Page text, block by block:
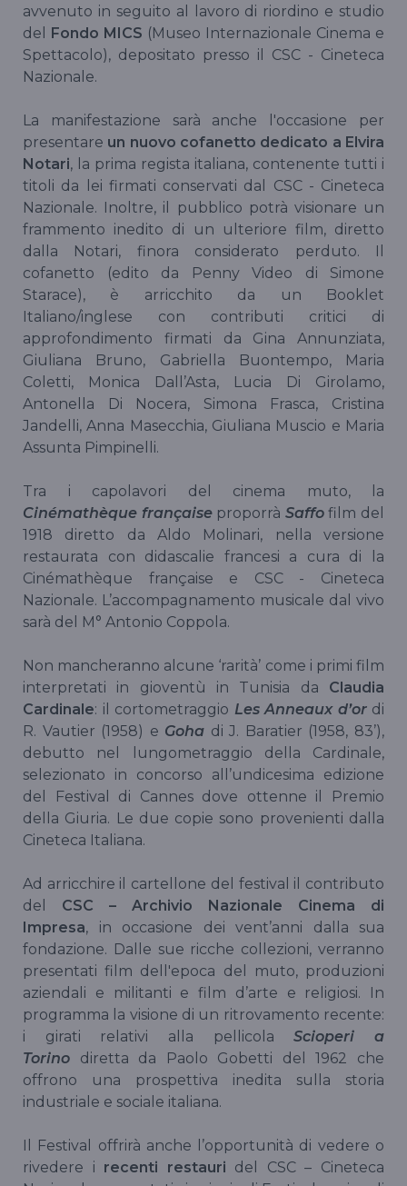
avvenuto in seguito al lavoro di riordino e studio
del Fondo MICS (Museo Internazionale Cinema e
Spettacolo), depositato presso il CSC - Cineteca
Nazionale.
La manifestazione sarà anche l'occasione per
presentare un nuovo cofanetto dedicato a Elvira
Notari, la prima regista italiana, contenente tutti i
titoli da lei firmati conservati dal CSC - Cineteca
Nazionale. Inoltre, il pubblico potrà visionare un
frammento inedito di un ulteriore film, diretto
dalla Notari, finora considerato perduto. Il
cofanetto (edito da Penny Video di Simone
Starace), è arricchito da un Booklet
Italiano/inglese con contributi critici di
approfondimento firmati da Gina Annunziata,
Giuliana Bruno, Gabriella Buontempo, Maria
Coletti, Monica Dall’Asta, Lucia Di Girolamo,
Antonella Di Nocera, Simona Frasca, Cristina
Jandelli, Anna Masecchia, Giuliana Muscio e Maria
Assunta Pimpinelli.
Tra i capolavori del cinema muto, la
Cinémathèque françaiseproporrà Saffofilm del
1918 diretto da Aldo Molinari, nella versione
restaurata con didascalie francesi a cura di la
Cinémathèque française e CSC - Cineteca
Nazionale. L’accompagnamento musicale dal vivo
sarà del M° Antonio Coppola.
Non mancheranno alcune ‘rarità’ come i primi film
interpretati in gioventù in Tunisia da Claudia
Cardinale: il cortometraggio Les Anneaux d’ordi
R. Vautier (1958) e Goha di J. Baratier (1958, 83’),
debutto nel lungometraggio della Cardinale,
selezionato in concorso all’undicesima edizione
del Festival di Cannes dove ottenne il Premio
della Giuria. Le due copie sono provenienti dalla
Cineteca Italiana.
Ad arricchire il cartellone del festival il contributo
del CSC – Archivio Nazionale Cinema di
Impresa, in occasione dei vent’anni dalla sua
fondazione. Dalle sue ricche collezioni, verranno
presentati film dell'epoca del muto, produzioni
aziendali e militanti e film d’arte e religiosi. In
programma la visione di un ritrovamento recente:
i girati relativi alla pellicolaScioperi a
Torino diretta da Paolo Gobetti del 1962 che
offrono una prospettiva inedita sulla storia
industriale e sociale italiana.
Il Festival offrirà anche l’opportunità di vedere o
rivedere i recenti restauri del CSC – Cineteca